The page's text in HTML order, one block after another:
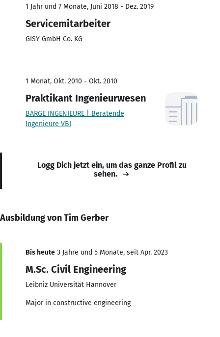
1 Jahr und 7 Monate, Juni 2018 - Dez. 2019
Servicemitarbeiter
GISY GmbH Co. KG
1 Monat, Okt. 2010 - Okt. 2010
Praktikant Ingenieurwesen
BARGE INGENIEURE | Beratende
Ingenieure VBI
Logg Dich jetzt ein, um das ganze Profil zu
sehen.
Ausbildung von Tim Gerber
Bis heute 3 Jahre und 5 Monate, seit Apr. 2023
M.Sc. Civil Engineering
Leibniz Universität Hannover
Major in constructive engineering